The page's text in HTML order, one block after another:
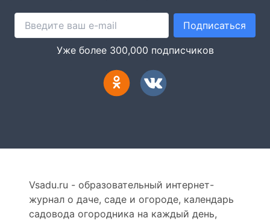
Подписаться
Уже более 300,000 подписчиков
Vsadu.ru - образовательный интернет-
журнал о даче, саде и огороде, календарь
садовода огородника на каждый день,